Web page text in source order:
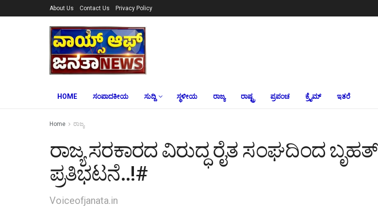
About Us Contact Us Privacy Policy
HOME ಸಂಪಾದಕೀಯ ಸುದ್ದಿ ಸ್ಥಳೀಯ ರಾಜ್ಯ ರಾಷ್ಟ್ರ ಪ್ರಪಂಚ ಕ್ರೈಮ್‌ ಇತರೆ
Home ರಾಜ್ಯ
ರಾಜ್ಯ ಸರಕಾರದ ವಿರುದ್ಧ ರೈತ ಸಂಘದಿಂದ ಬೃಹತ್
ಪ್ರತಿಭಟನೆ..!#
Voiceofjanata.in